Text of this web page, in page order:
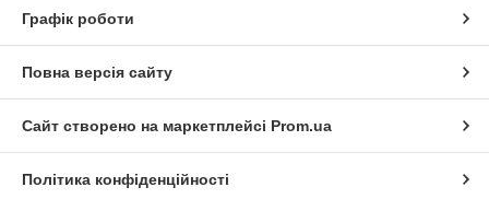
Графік роботи
Повна версія сайту
Сайт створено на маркетплейсі Prom.ua
Політика конфіденційності